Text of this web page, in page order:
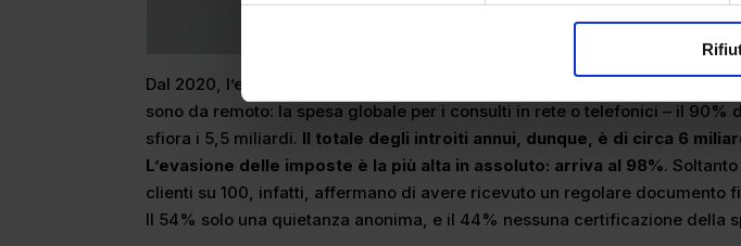
Dal 2020, l’epoca dell’inizio della pandemia, su ogni 10 appuntamenti dai
sono da remoto: la spesa globale per i consulti in rete o telefonici – il 90%
sfiora i 5,5 miliardi. Il totale degli introiti annui, dunque, è di circa 6
L’evasione delle imposte è la più alta in assoluto: arriva al 98%.
clienti su 100, infatti, affermano di avere ricevuto un regolare documento
Il 54% solo una quietanza anonima, e il 44% nessuna certificazione della